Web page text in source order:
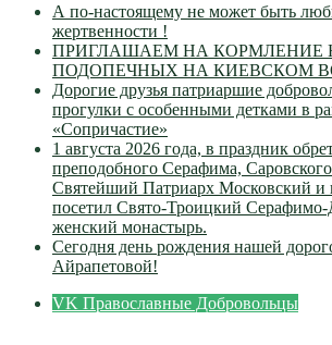
А по-настоящему не может быть
жертвенности !
ПРИГЛАШАЕМ НА КОРМЛЕНИЕ
ПОДОПЕЧНЫХ НА КИЕВСКОМ
Дорогие друзья патриаршие
прогулки с особенными детками в
«Сопричастие»
1 августа 2026 года, в праздник
преподобного Серафима,
Святейший Патриарх Московский и
посетил Свято-Троицкий Серафимо-
женский монастырь.
Сегодня день рождения нашей
Айрапетовой!
VK Православные Добровольцы